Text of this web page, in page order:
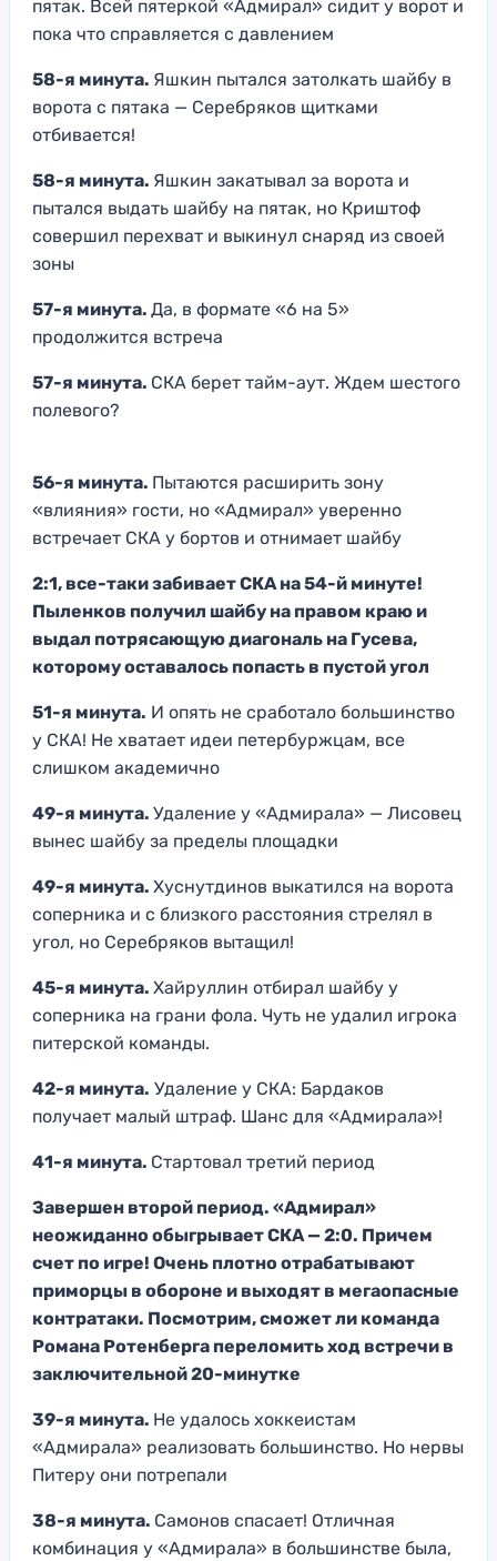
пятак. Всей пятеркой «Адмирал» сидит у ворот и
пока что справляется с давлением
58-я минута. Яшкин пытался затолкать шайбу в
ворота с пятака — Серебряков щитками
отбивается!
58-я минута. Яшкин закатывал за ворота и
пытался выдать шайбу на пятак, но Криштоф
совершил перехват и выкинул снаряд из своей
зоны
57-я минута. Да, в формате «6 на 5»
продолжится встреча
57-я минута. СКА берет тайм-аут. Ждем шестого
полевого?
56-я минута. Пытаются расширить зону
«влияния» гости, но «Адмирал» уверенно
встречает СКА у бортов и отнимает шайбу
2:1, все-таки забивает СКА на 54-й минуте!
Пыленков получил шайбу на правом краю и
выдал потрясающую диагональ на Гусева,
которому оставалось попасть в пустой угол
51-я минута. И опять не сработало большинство
у СКА! Не хватает идеи петербуржцам, все
слишком академично
49-я минута. Удаление у «Адмирала» — Лисовец
вынес шайбу за пределы площадки
49-я минута. Хуснутдинов выкатился на ворота
соперника и с близкого расстояния стрелял в
угол, но Серебряков вытащил!
45-я минута. Хайруллин отбирал шайбу у
соперника на грани фола. Чуть не удалил игрока
питерской команды.
42-я минута. Удаление у СКА: Бардаков
получает малый штраф. Шанс для «Адмирала»!
41-я минута. Стартовал третий период
Завершен второй период. «Адмирал»
неожиданно обыгрывает СКА — 2:0. Причем
счет по игре! Очень плотно отрабатывают
приморцы в обороне и выходят в мегаопасные
контратаки. Посмотрим, сможет ли команда
Романа Ротенберга переломить ход встречи в
заключительной 20-минутке
39-я минута. Не удалось хоккеистам
«Адмирала» реализовать большинство. Но нервы
Питеру они потрепали
38-я минута. Самонов спасает! Отличная
комбинация у «Адмирала» в большинстве была,